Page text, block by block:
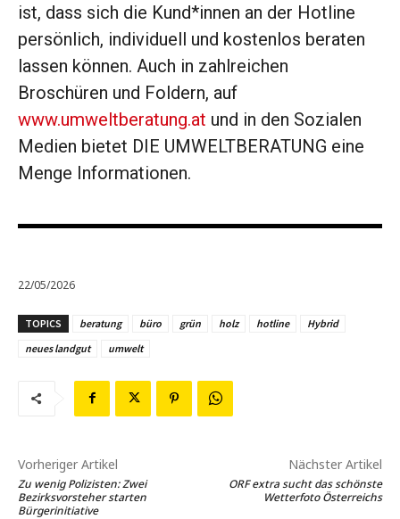
ist, dass sich die Kund*innen an der Hotline
persönlich, individuell und kostenlos beraten
lassen können. Auch in zahlreichen
Broschüren und Foldern, auf
www.umweltberatung.at und in den Sozialen
Medien bietet DIE UMWELTBERATUNG eine
Menge Informationen.
22/05/2026
TOPICS beratung büro grün holz hotline
Hybrid
neues landgut
umwelt
Vorheriger Artikel
Zu wenig Polizisten: Zwei
Bezirksvorsteher starten
Bürgerinitiative
Nächster Artikel
ORF extra sucht das schönste
Wetterfoto Österreichs